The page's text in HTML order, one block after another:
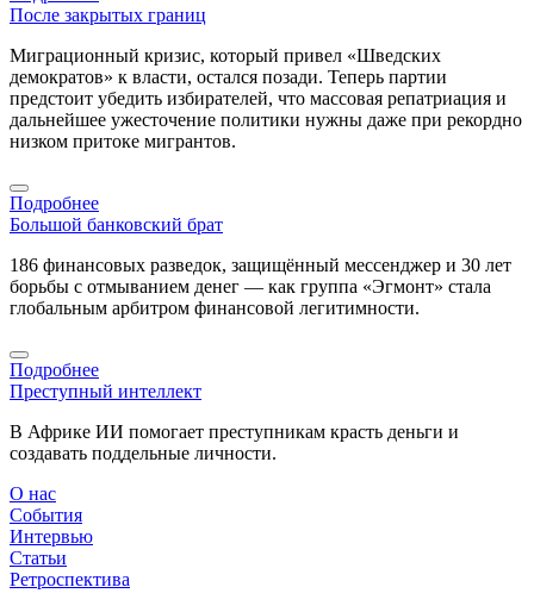
После закрытых границ
Миграционный кризис, который привел «Шведских
демократов» к власти, остался позади. Теперь партии
предстоит убедить избирателей, что массовая репатриация и
дальнейшее ужесточение политики нужны даже при рекордно
низком притоке мигрантов.
Подробнее
Большой банковский брат
186 финансовых разведок, защищённый мессенджер и 30 лет
борьбы с отмыванием денег — как группа «Эгмонт» стала
глобальным арбитром финансовой легитимности.
Подробнее
Преступный интеллект
В Африке ИИ помогает преступникам красть деньги и
создавать поддельные личности.
О нас
События
Интервью
Статьи
Ретроспектива